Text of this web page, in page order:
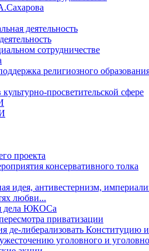
деятельность
сотрудничестве
религиозного
просветительской сфере
проекта
консервативного толка
идея, антивестернизм,
любви...
дела ЮКОСа
приватизации
де-либерализовать Конституцию
уголовного и